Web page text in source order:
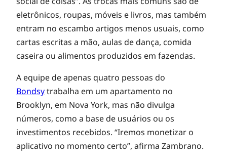
v
i
r
t
eletrônicos, roupas, móveis e livros, mas também
entram no escambo artigos menos usuais, como
cartas escritas a mão, aulas de dança, comida
caseira ou alimentos produzidos em fazendas.
A equipe de apenas quatro pessoas do
Bondsytrabalha em um apartamento no
Brooklyn, em Nova York, mas não divulga
números, como a base de usuários ou os
investimentos recebidos. “Iremos monetizar o
aplicativo no momento certo”, afirma Zambrano.